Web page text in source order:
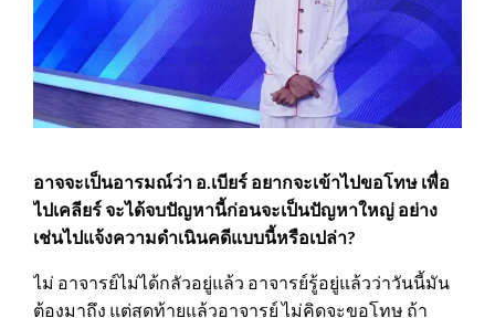
อาจจะเป็นอารมณ์ว่า อ.เบียร์ อยากจะเข้าไปขอโทษ เพื่อ
ไปเคลียร์ จะได้จบปัญหานี้ก่อนจะเป็นปัญหาใหญ่ อย่าง
เช่นไปแจ้งความดำเนินคดีแบบนี้หรือเปล่า?
ไม่ อาจารย์ไม่ได้กลัวอยู่แล้ว อาจารย์รู้อยู่แล้วว่าวันนี้มัน
ต้องมาถึง แต่สุดท้ายแล้วอาจารย์ ไม่คิดจะขอโทษ ถ้า